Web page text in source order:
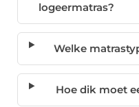
logeermatras?
Welke
Hoe dik moet